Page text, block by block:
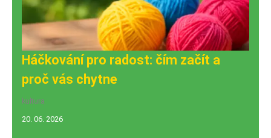
Háčkování pro radost: čím začít a
proč vás chytne
kultura
20. 06. 2026